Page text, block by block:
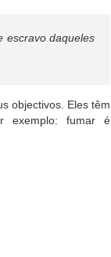
escravo daqueles
objectivos. Eles têm
exemplo: fumar é